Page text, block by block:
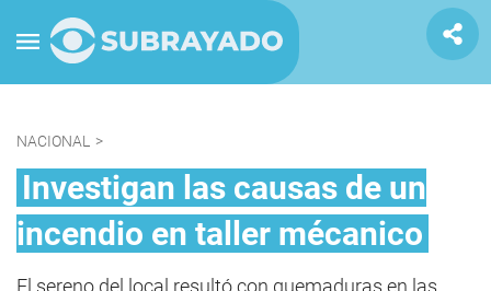
NACIONAL >
Investigan las causas de un
incendio en taller mécanico
El sereno del local resultó con quemaduras en las